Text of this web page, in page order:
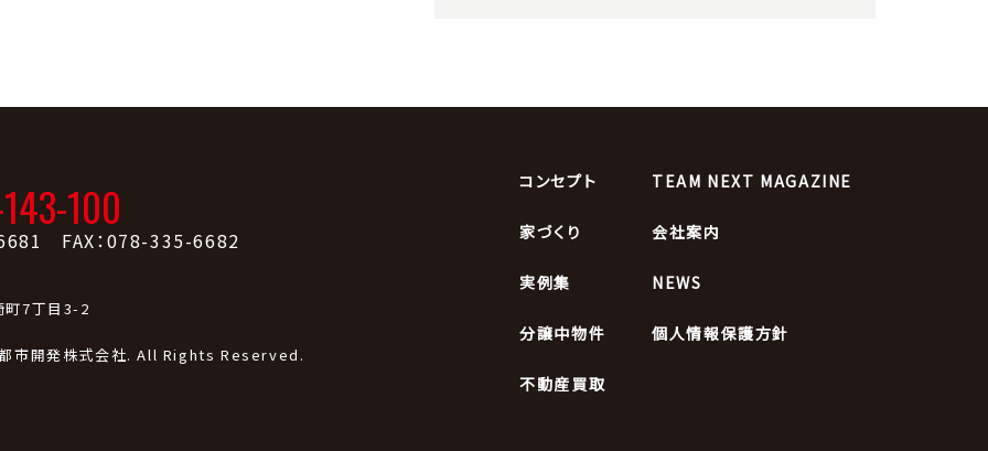
コンセプト
家づくり
実例集
分譲中物件
不動産買取
TEAM NEXT MAGAZINE
会社案内
NEWS
個人情報保護方針
100
FAX：078-335-6682
町7丁目3-2
市開発株式会社. All Rights Reserved.